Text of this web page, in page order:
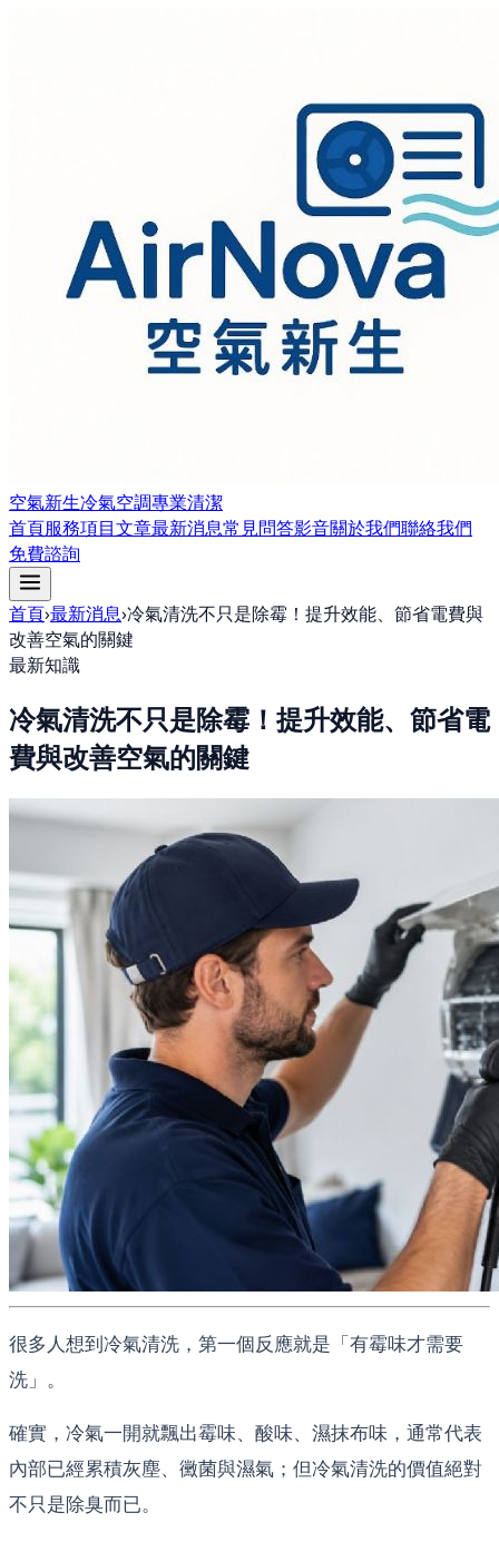
空氣新生冷氣空調專業清潔
首頁服務項目文章最新消息常見問答影音關於我們聯絡我們
免費諮詢
首頁›最新消息›冷氣清洗不只是除霉！提升效能、節省電費與
改善空氣的關鍵
最新知識
冷氣清洗不只是除霉！提升效能、節省電
費與改善空氣的關鍵
很多人想到冷氣清洗，第一個反應就是「有霉味才需要
洗」。
確實，冷氣一開就飄出霉味、酸味、濕抹布味，通常代表
內部已經累積灰塵、黴菌與濕氣；但冷氣清洗的價值絕對
不只是除臭而已。